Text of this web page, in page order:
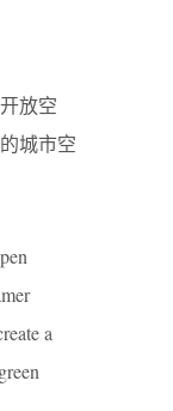
放空
城市空
a